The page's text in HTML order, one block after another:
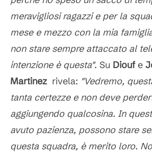
meravigliosi ragazzi e per la
mese e mezzo con la mia
non stare sempre attaccato al
intenzione è questa". Su Dioufe
Martinezrivela: "Vedremo,
tanta certezze e non deve
aggiungendo qualcosina. In
avuto pazienza, possono stare
questa squadra, è merito loro.